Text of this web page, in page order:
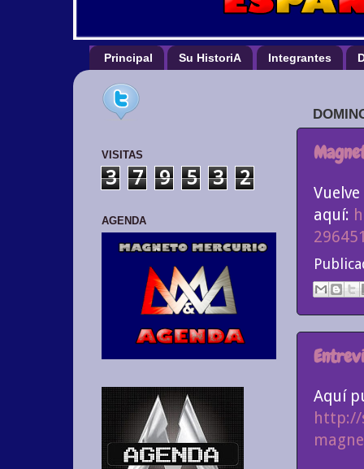
Principal Su HistoriA Integrantes
aquí:
Aquí
http://
VISITAS
3 7 9 5 3 2
AGENDA